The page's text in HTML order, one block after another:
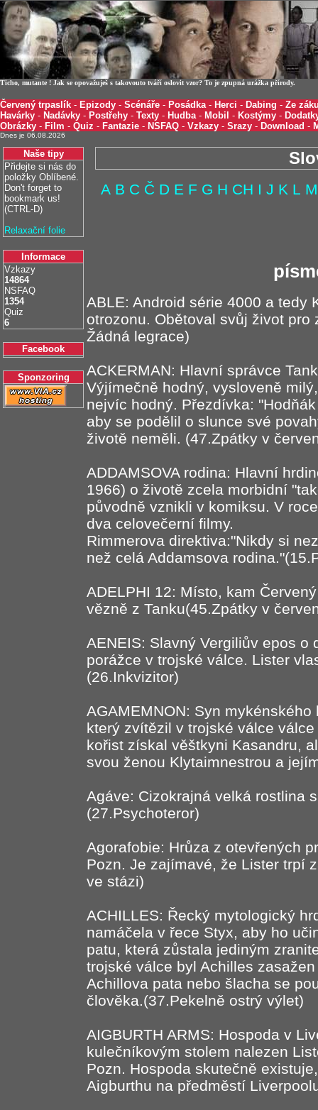
Ticho, mutante ! Jak se opovažuješ s takovouto tváří oslovit vzor? To je zpupná urážka přírody.
Červený trpaslík - Epizody - Scénáře - Posádka- Herci - Dabing - Ze
Havárky - Nadávky - Postřehy - Texty - Hudba- Mobil - Kostýmy -
Obrázky - Film - Quiz - Fantazie - NSFAQ - Vzkazy - Srazy - Download -
Dnes je 06.08.2026
Naše tipy
Přidejte si nás do
položky Oblíbené.
Don't forget to
bookmark us!
(CTRL-D)
Relaxační folie
Informace
Vzkazy
14864
NSFAQ
1354
Quiz
6
Facebook
Sponzoring
A B C Č D E F G H CH I J K L M
ABLE: Android série 4000 a tedy
otrozonu. Obětoval svůj život pro
Žádná legrace)
ACKERMAN: Hlavní správce
Výjímečně hodný, vysloveně
nejvíc hodný. Přezdívka:
aby se podělil o slunce své
životě neměli. (47.Zpátky v
ADDAMSOVA rodina: Hlavní
1966) o životě zcela morbidní
původně vznikli v komiksu. V
dva celovečerní filmy.
Rimmerova direktiva:"Nikdy si
než celá Addamsova
ADELPHI 12: Místo, kam
vězně z Tanku(45.Zpátky v
AENEIS: Slavný Vergiliův epos
porážce v trojské válce. Lister
(26.Inkvizitor)
AGAMEMNON: Syn
který zvítězil v trojské válce
kořist získal věštkyni Kasandru,
svou ženou Klytaimnestrou a
Agáve: Cizokrajná velká rostlina
(27.Psychoteror)
Agorafobie: Hrůza z otevřených
Pozn. Je zajímavé, že Lister trpí
ve stázi)
ACHILLES: Řecký mytologický
namáčela v řece Styx, aby ho
patu, která zůstala jediným
trojské válce byl Achilles
Achillova pata nebo šlacha se
člověka.(37.Pekelně ostrý výlet)
AIGBURTH ARMS: Hospoda v
kulečníkovým stolem nalezen
Pozn. Hospoda skutečně
Aigburthu na předměstí